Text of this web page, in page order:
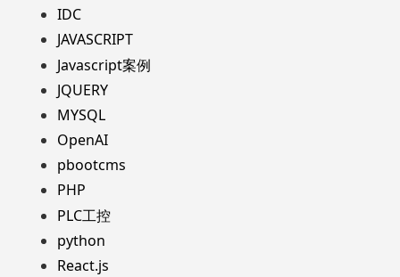
IDC
JAVASCRIPT
Javascript案例
JQUERY
MYSQL
OpenAI
pbootcms
PHP
PLC工控
python
React.js